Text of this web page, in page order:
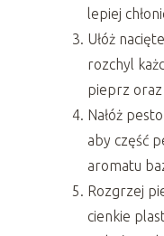
lepiej
Ułóż
rozchyl
pieprz oraz
Nałóż
aby część
aromatu
Rozgrzej
cienkie